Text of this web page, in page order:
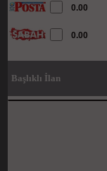
Başlıklı İlan